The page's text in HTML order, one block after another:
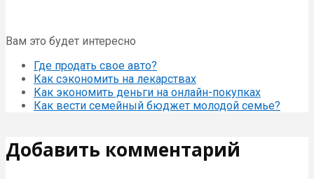
Вам это будет интересно
Где продать свое авто?
Как сэкономить на лекарствах
Как экономить деньги на онлайн-покупках
Как вести семейный бюджет молодой семье?
Добавить комментарий